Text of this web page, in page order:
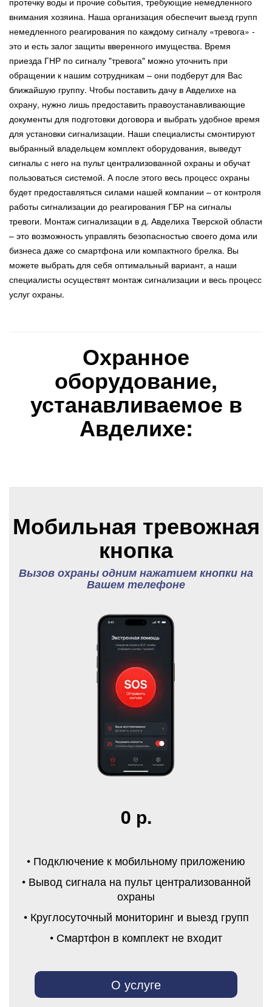
внимания хозяина. Наша организация обеспечит выезд групп
немедленного реагирования по каждому сигналу «тревога» -
это и есть залог защиты вверенного имущества. Время
приезда ГНР по сигналу "тревога" можно уточнить при
обращении к нашим сотрудникам – они подберут для Вас
ближайшую группу. Чтобы поставить дачу в Авделихе на
охрану, нужно лишь предоставить правоустанавливающие
документы для подготовки договора и выбрать удобное время
для установки сигнализации. Наши специалисты смонтируют
выбранный владельцем комплект оборудования, выведут
сигналы с него на пульт централизованной охраны и обучат
пользоваться системой. А после этого весь процесс охраны
будет предоставляться силами нашей компании – от контроля
работы сигнализации до реагирования ГБР на сигналы
тревоги. Монтаж сигнализации в д. Авделиха Тверской области
– это возможность управлять безопасностью своего дома или
бизнеса даже со смартфона или компактного брелка. Вы
можете выбрать для себя оптимальный вариант, а наши
специалисты осуществят монтаж сигнализации и весь процесс
услуг охраны.
Охранное
оборудование,
устанавливаемое в
Авделихе:
Мобильная тревожная
кнопка
Вызов охраны одним нажатием кнопки на
Вашем телефоне
0 р.
• Подключение к мобильному приложению
• Вывод сигнала на пульт централизованной
охраны
• Круглосуточный мониторинг и выезд групп
• Смартфон в комплект не входит
О услуге